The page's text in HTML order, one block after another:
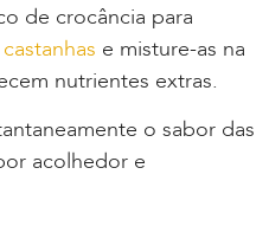
de crocância para
castanhas e misture-as na
nutrientes extras.
o sabor das
acolhedor e